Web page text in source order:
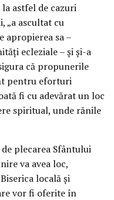
astfel de cazuri
„a ascultat cu
apropierea sa –
ecleziale – și și-a
că propunerile
pentru eforturi
fi cu adevărat un loc
spiritual, unde rănile
plecarea Sfântului
va avea loc,
locală și
vor fi oferite în